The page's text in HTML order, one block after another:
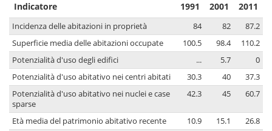
Indicatore 1991 2001 2011
Incidenza delle abitazioni in proprietà 84 82
87.2
Superficie media delle abitazioni occupate
100.5 98.4
110.2
Potenzialità d'uso degli edifici
... 5.7
0
Potenzialità d'uso abitativo nei centri abitati
30.3 40
37.3
Potenzialità d'uso abitativo nei nuclei e case
sparse
42.3 45 60.7
Età media del patrimonio abitativo recente 10.9 15.1
26.8